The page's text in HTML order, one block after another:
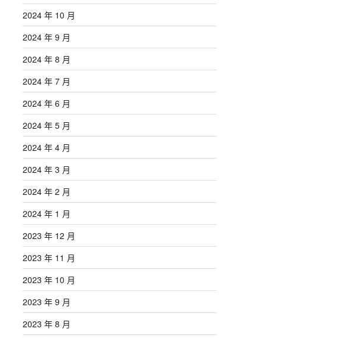
2024 年 10 月
2024 年 9 月
2024 年 8 月
2024 年 7 月
2024 年 6 月
2024 年 5 月
2024 年 4 月
2024 年 3 月
2024 年 2 月
2024 年 1 月
2023 年 12 月
2023 年 11 月
2023 年 10 月
2023 年 9 月
2023 年 8 月